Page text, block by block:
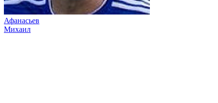
Афанасьев
Михаил